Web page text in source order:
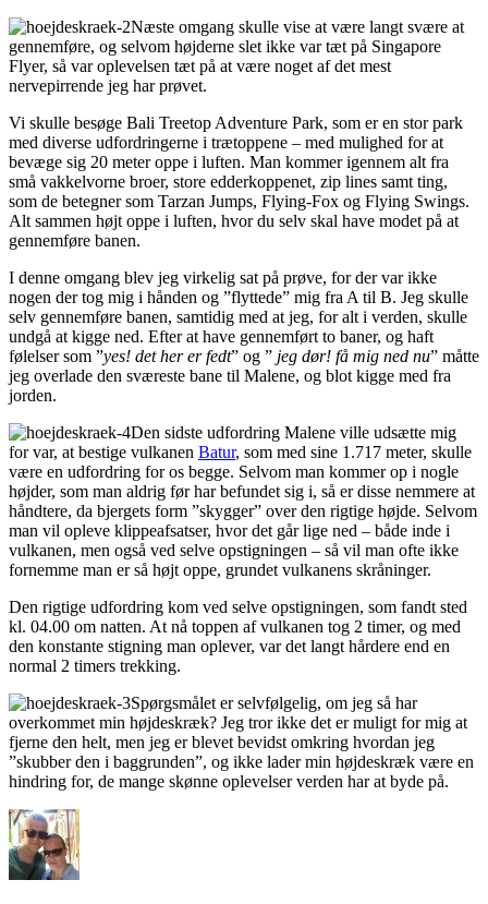
Næste omgang skulle vise at være langt svære at
gennemføre, og selvom højderne slet ikke var tæt på Singapore
Flyer, så var oplevelsen tæt på at være noget af det mest
nervepirrende jeg har prøvet.
Vi skulle besøge Bali Treetop Adventure Park, som er en stor park
med diverse udfordringerne i trætoppene – med mulighed for at
bevæge sig 20 meter oppe i luften. Man kommer igennem alt fra
små vakkelvorne broer, store edderkoppenet, zip lines samt ting,
som de betegner som Tarzan Jumps, Flying-Fox og Flying Swings.
Alt sammen højt oppe i luften, hvor du selv skal have modet på at
gennemføre banen.
I denne omgang blev jeg virkelig sat på prøve, for der var ikke
nogen der tog mig i hånden og ”flyttede” mig fra A til B. Jeg skulle
selv gennemføre banen, samtidig med at jeg, for alt i verden, skulle
undgå at kigge ned. Efter at have gennemført to baner, og haft
følelser som ”yes! det her er fedt” og ” jeg dør! få mig ned nu” måtte
jeg overlade den sværeste bane til Malene, og blot kigge med fra
jorden.
Den sidste udfordring Malene ville udsætte mig
for var, at bestige vulkanen Batur, som med sine 1.717 meter, skulle
være en udfordring for os begge. Selvom man kommer op i nogle
højder, som man aldrig før har befundet sig i, så er disse nemmere at
håndtere, da bjergets form ”skygger” over den rigtige højde. Selvom
man vil opleve klippeafsatser, hvor det går lige ned – både inde i
vulkanen, men også ved selve opstigningen – så vil man ofte ikke
fornemme man er så højt oppe, grundet vulkanens skråninger.
Den rigtige udfordring kom ved selve opstigningen, som fandt sted
kl. 04.00 om natten. At nå toppen af vulkanen tog 2 timer, og med
den konstante stigning man oplever, var det langt hårdere end en
normal 2 timers trekking.
Spørgsmålet er selvfølgelig, om jeg så har
overkommet min højdeskræk? Jeg tror ikke det er muligt for mig at
fjerne den helt, men jeg er blevet bevidst omkring hvordan jeg
”skubber den i baggrunden”, og ikke lader min højdeskræk være en
hindring for, de mange skønne oplevelser verden har at byde på.